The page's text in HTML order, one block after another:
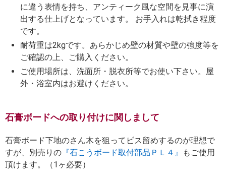
に違う表情を持ち、アンティーク風な空間を見事に演
出する仕上げとなっています。 お手入れは乾拭き程度
です。
耐荷重は2kgです。あらかじめ壁の材質や壁の強度等を
ご確認の上、ご購入ください。
ご使用場所は、洗面所・脱衣所等でお使い下さい。屋
外・浴室内はお避けください。
石膏ボードへの取り付けに関しまして
石膏ボード下地のさん木を狙ってビス留めするのが理想で
すが、別売りの 『石こうボード取付部品ＰＬ４』
もご使用
頂けます。（1ヶ必要）